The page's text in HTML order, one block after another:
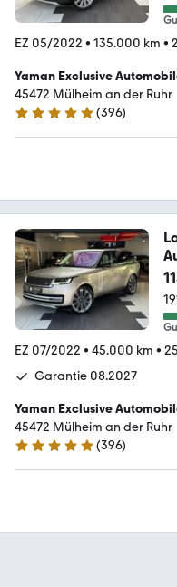
EZ 05/2022 • 135.000 km •
Yaman Exclusive
45472 Mülheim an der Ruhr
4.8 Sterne
(396)
EZ 07/2022 • 45.000 km •
Garantie 08.2027
Yaman Exclusive
45472 Mülheim an der Ruhr
4.8 Sterne
(396)